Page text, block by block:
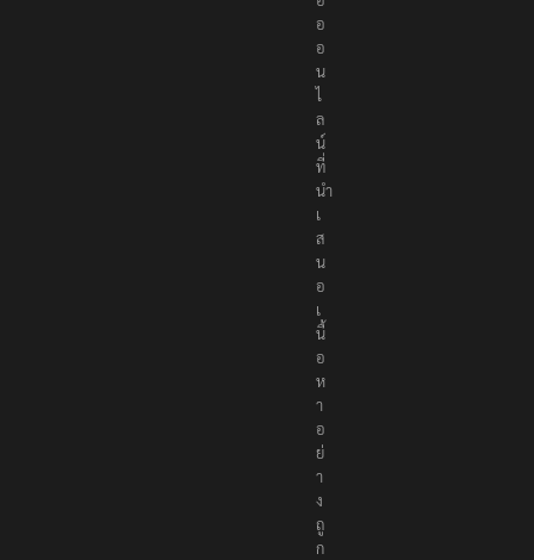
อ
อ
น
ไ
ล
น์
ที่
นำ
เ
ส
น
อ
เ
นื้
อ
ห
า
อ
ย่
า
ง
ถู
ก